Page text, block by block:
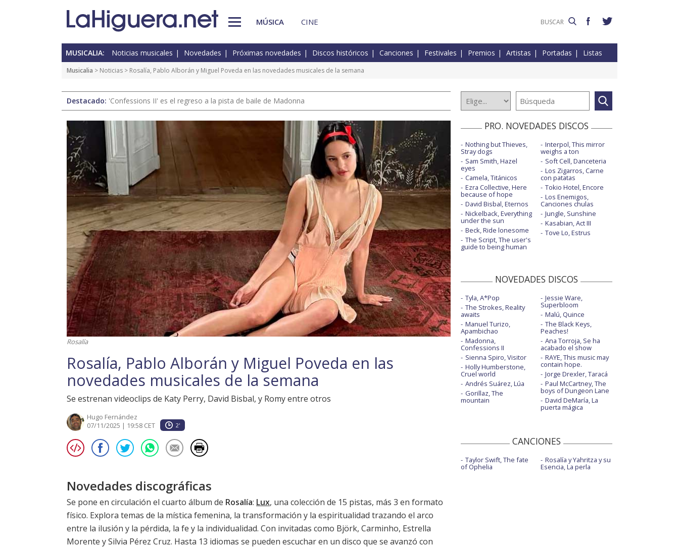
MÚSICA CINE
MUSICALIA: Noticias musicales Novedades Próximas novedades Discos históricos Canciones Festivales Premios Artistas Portadas Listas
Musicalia > Noticias > Rosalía, Pablo Alborán y Miguel Poveda en las novedades musicales de la semana
Destacado: 'Confessions II' es el regreso a la pista de baile de Madonna
Rosalía
Rosalía, Pablo Alborán y Miguel Poveda en las
novedades musicales de la semana
Se estrenan videoclips de Katy Perry, David Bisbal, y Romy entre otros
Hugo Fernández
07/11/2025 | 19:58 CET
2'
Novedades discográficas
Se pone en circulación el cuarto álbum de Rosalía: Lux, una colección de 15 pistas, más 3 en formato
físico. Explora temas de la mística femenina, la transformación y la espiritualidad trazando el arco
entre la ilusión y la pérdida, la fe y la individualidad. Con invitadas como Björk, Carminho, Estrella
Morente y Silvia Pérez Cruz. Hasta 13 idiomas se pueden escuchar en un disco que se avanzó con
PRO. NOVEDADES DISCOS
Nothing but Thieves,
Stray dogs
Sam Smith, Hazel
eyes
Camela, Titánicos
Ezra Collective, Here
because of hope
David Bisbal, Eternos
Nickelback, Everything
under the sun
Beck, Ride lonesome
The Script, The user's
guide to being human
Interpol, This mirror
weighs a ton
Soft Cell, Danceteria
Los Zigarros, Carne
con patatas
Tokio Hotel, Encore
Los Enemigos,
Canciones chulas
Jungle, Sunshine
Kasabian, Act III
Tove Lo, Estrus
NOVEDADES DISCOS
Tyla, A*Pop
The Strokes, Reality
awaits
Manuel Turizo,
Apambichao
Madonna,
Confessions II
Sienna Spiro, Visitor
Holly Humberstone,
Cruel world
Andrés Suárez, Lúa
Gorillaz, The
mountain
Jessie Ware,
Superbloom
Malú, Quince
The Black Keys,
Peaches!
Ana Torroja, Se ha
acabado el show
RAYE, This music may
contain hope.
Jorge Drexler, Taracá
Paul McCartney, The
boys of Dungeon Lane
David DeMaría, La
puerta mágica
CANCIONES
Taylor Swift, The fate
of Ophelia
Rosalía y Yahritza y su
Esencia, La perla